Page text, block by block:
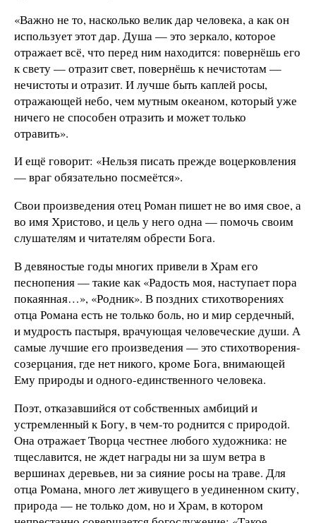
«Важно не то, насколько велик дар человека, а как он
использует этот дар. Душа — это зеркало, которое
отражает всё, что перед ним находится: повернёшь его
к свету — отразит свет, повернёшь к нечистотам —
нечистоты и отразит. И лучше быть каплей росы,
отражающей небо, чем мутным океаном, который уже
ничего не способен отразить и может только
отравить».
И ещё говорит: «Нельзя писать прежде воцерковления
— враг обязательно посмеётся».
Свои произведения отец Роман пишет не во имя свое, а
во имя Христово, и цель у него одна — помочь своим
слушателям и читателям обрести Бога.
В девяностые годы многих привели в Храм его
песнопения — такие как «Радость моя, наступает пора
покаянная…», «Родник». В поздних стихотворениях
отца Романа есть не только боль, но и мир сердечный,
и мудрость пастыря, врачующая человеческие души. А
самые лучшие его произведения — это стихотворения-
созерцания, где нет никого, кроме Бога, внимающей
Ему природы и одного-единственного человека.
Поэт, отказавшийся от собственных амбиций и
устремленный к Богу, в чем-то роднится с природой.
Она отражает Творца честнее любого художника: не
тщеславится, не ждет награды ни за шум ветра в
вершинах деревьев, ни за сияние росы на траве. Для
отца Романа, много лет живущего в уединенном скиту,
природа — не только дом, но и Храм, в котором